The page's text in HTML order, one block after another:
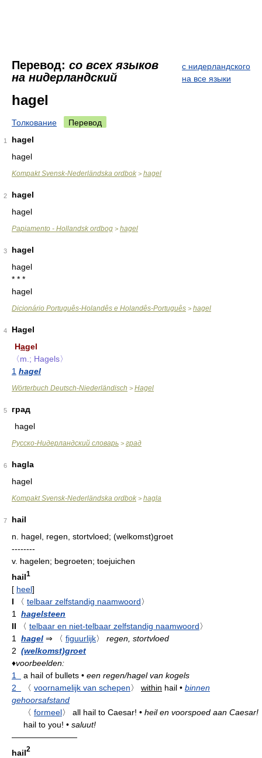
Перевод: со всех языков
на нидерландский
с нидерландского
на все языки
hagel
Толкование Перевод
1
hagel
hagel
Kompakt Svensk-Nederländska ordbok > hagel
2
hagel
hagel
Papiamento - Hollandsk ordbog > hagel
3
hagel
hagel
* * *
hagel
Dicionário Português-Holandês e Holandês-Português > hagel
4
Hagel
Hagel
〈m.; Hagels〉
1 hagel
Wörterbuch Deutsch-Niederländisch > Hagel
5
град
hagel
Русско-Нидерландский словарь > град
6
hagla
hagel
Kompakt Svensk-Nederländska ordbok > hagla
7
hail
n.
hagel, regen, stortvloed; (welkomst)groet
--------
v. hagelen; begroeten; toejuichen
hail1
[ heel]
I
〈 telbaar zelfstandig naamwoord〉
1
hagelsteen
II
〈 telbaar en niet-telbaar zelfstandig naamwoord〉
1
hagel ⇒ 〈 figuurlijk〉
regen, stortvloed
2 (welkomst)groet
♦voorbeelden:
1
a hail of bullets • een regen/hagel van kogels
2
〈 voornamelijk van schepen〉 within hail • binnen
gehoorsafstand
〈 formeel〉 all hail to Caesar! • heil en voorspoed aan Caesar!
hail to you! • saluut!
————————
hail2